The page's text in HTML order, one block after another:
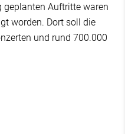
geplanten Auftritte waren
worden. Dort soll die
und rund 700.000